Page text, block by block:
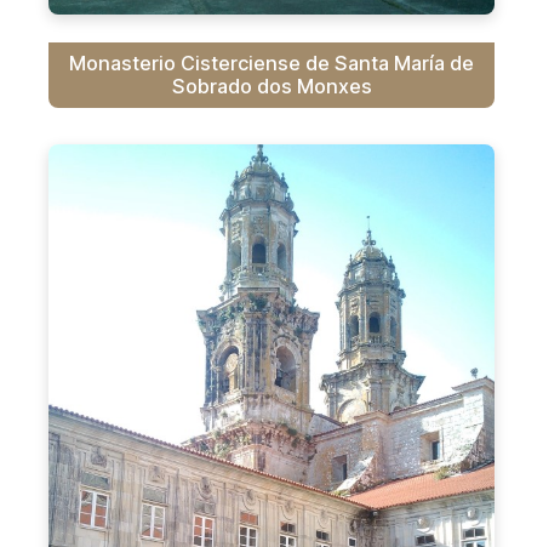
Monasterio Cisterciense de Santa María de
Sobrado dos Monxes